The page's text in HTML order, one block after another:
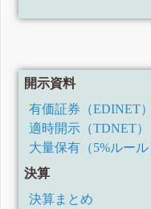
有価証券報告書-第163
30日)
四半期報告書-第163期
有価証券報告書-第162
四半期報告書-第162期
月31日)
30日)
30日)
開示資料
有価証券（EDINET）
適時開示（TDNET）
大量保有（5%ルール
決算
決算まとめ